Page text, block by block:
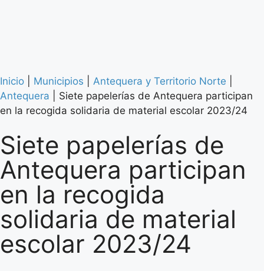
Inicio Municipios Antequera y Territorio Norte
Antequera
Siete papelerías de Antequera participan
en la recogida solidaria de material escolar 2023/24
Siete papelerías de
Antequera participan
en la recogida
solidaria de material
escolar 2023/24